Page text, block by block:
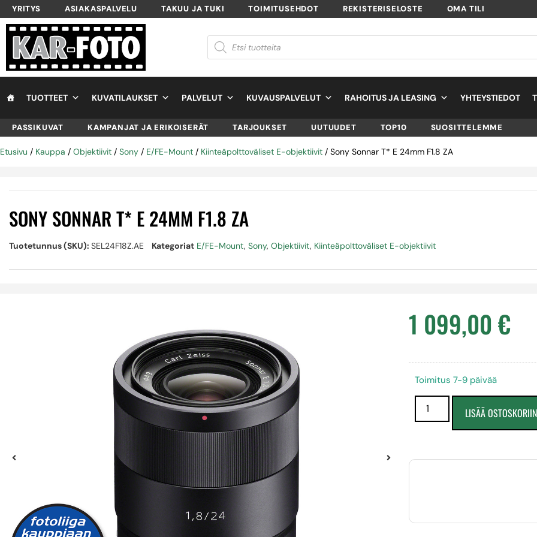
YRITYS ASIAKASPALVELU TAKUU JA TUKI TOIMITUSEHDOT REKISTERISELOSTE OMA TILI
TUOTTEET KUVATILAUKSET PALVELUT KUVAUSPALVELUT RAHOITUS JA LEASING YHTEYSTIEDOT
PASSIKUVAT KAMPANJAT JA ERIKOISERÄT TARJOUKSET UUTUUDET TOP10 SUOSITTELEMME
Etusivu / Kauppa / Objektiivit / Sony / E/FE-Mount / Kiinteäpolttoväliset E-objektiivit / Sony Sonnar T* E 24mm F1.8 ZA
SONY SONNAR T* E 24MM F1.8 ZA
Tuotetunnus (SKU): SEL24F18Z.AE Kategoriat E/FE-Mount, Sony, Objektiivit, Kiinteäpolttoväliset E-objektiivit
1 099,00€
Toimitus 7-9 päivää
LISÄÄ OSTOSKORIIN